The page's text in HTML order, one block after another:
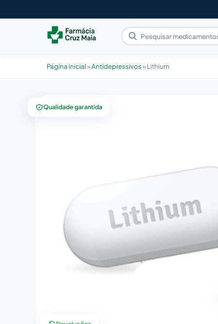
Página inicial»Antidepressivos»Lithium
Qualidade garantida